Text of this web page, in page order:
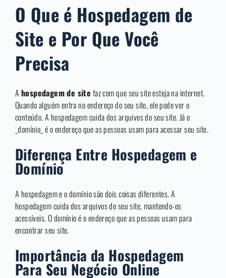
O Que é Hospedagem de
Site e Por Que Você
Precisa
A hospedagem de site faz com que seu site esteja na internet.
Quando alguém entra no endereço do seu site, ele pode ver o
conteúdo. A hospedagem cuida dos arquivos do seu site. Já o
_domínio_ é o endereço que as pessoas usam para acessar seu site.
Diferença Entre Hospedagem e
Domínio
A hospedagem e o domínio são dois coisas diferentes. A
hospedagem cuida dos arquivos do seu site, mantendo-os
acessíveis. O domínio é o endereço que as pessoas usam para
encontrar seu site.
Importância da Hospedagem
Para Seu Negócio Online